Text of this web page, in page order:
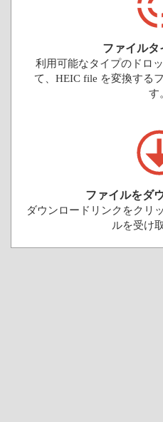
ファイルタ
利用可能なタイプのドロ
て、HEIC file を変換する
す
ファイルをダ
ダウンロードリンクをクリ
ルを受け